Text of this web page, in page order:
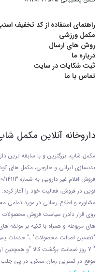
راهنمای استفاده از کد تخفیف
مکمل ورزشی
روش های ارسال
درباره ما
ثبت شکایات در سایت
تماس با ما
داروخانه آنلاین مکمل
مکمل شاپ، بزرگترین و با سابقه ترین
بدنسازی ایرانی و خارجی، مکمل های
فروش اقلام غیر دارویی به شماره 143/1400/14113 از
نوين در فروش، فعاليت خود را آغاز
مشاوره و اطلاع رسانی در مورد
روی قرار دادن سياست فروش محصولات
های مربوطه و همراه با تکيه بر
"تضمين اصالت محصولات" ،" خدمات پس
" 7 روز ضمانت برگشت کالا "و
موقع در کمترين زمان ممکن، در پی